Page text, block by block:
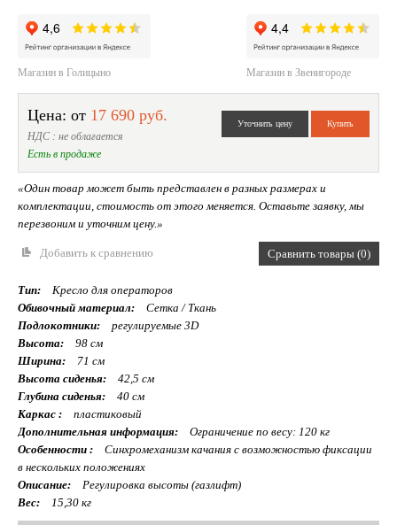
Магазин в Голицыно Магазин в Звенигороде
Цена: от 17 690 руб.
НДС : не облагается
Есть в продаже
«Один товар может быть представлен в разных размерах и
комплектации, стоимость от этого меняется. Оставьте заявку, мы
перезвоним и уточним цену.»
Добавить к сравнению Сравнить товары (0)
Тип:
Кресло для операторов
Обивочный материал:
Сетка / Ткань
Подлокотники:
регулируемые 3D
Высота:
98 см
Ширина:
71 см
Высота сиденья:
42,5 см
Глубина сиденья:
40 см
Каркас :
пластиковый
Дополнительная информация:
Ограничение по весу: 120 кг
Особенности :
Синхромеханизм качания с возможностью фиксации
в нескольких положениях
Описание:
Регулировка высоты (газлифт)
Вес:
15,30 кг